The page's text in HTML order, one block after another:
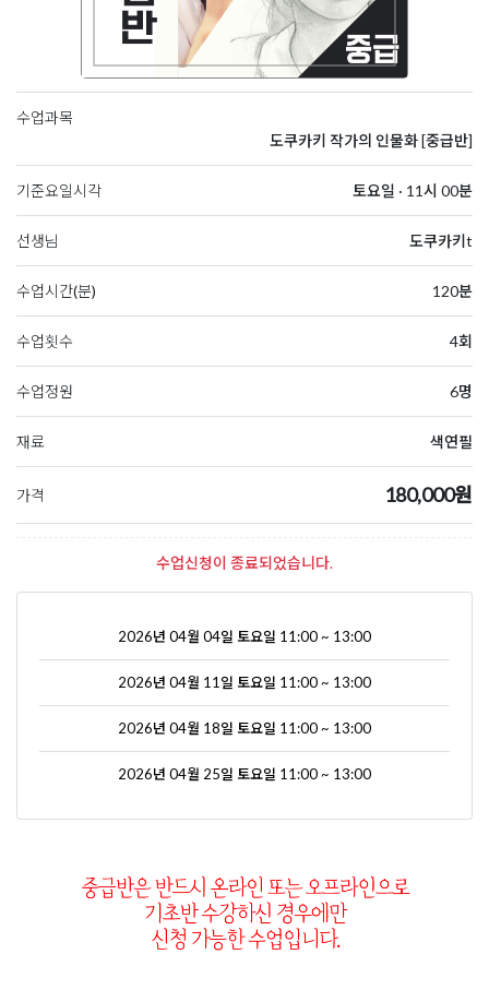
수업과목
도쿠카키 작가의 인물화 [중급반]
기준요일시각 토요일 · 11시 00분
선생님 도쿠카키t
수업시간(분) 120분
수업횟수 4회
수업정원 6명
재료 색연필
가격 180,000원
수업신청이 종료되었습니다.
2026년 04월 04일 토요일 11:00 ~ 13:00
2026년 04월 11일 토요일 11:00 ~ 13:00
2026년 04월 18일 토요일 11:00 ~ 13:00
2026년 04월 25일 토요일 11:00 ~ 13:00